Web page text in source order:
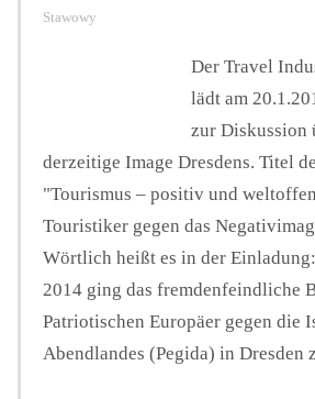
Stawowy
Der Travel
lädt am
zur Diskussion
derzeitige Image Dresdens. Titel
"Tourismus – positiv und
Touristiker gegen das
Wörtlich heißt es in der
2014 ging das fremdenfeindliche
Patriotischen Europäer gegen die
Abendlandes (Pegida) in Dresden